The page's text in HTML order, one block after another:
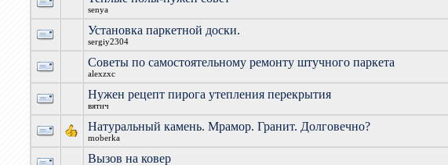
senya
Установка паркетной доски.
sergiy2304
Советы по самостоятельному ремонту штучного паркета
alexzxc
Нужен рецепт пирога утепления перекрытия
вятич
Натуральный камень. Мрамор. Гранит. Долговечно?
moberka
Вызов на ковер